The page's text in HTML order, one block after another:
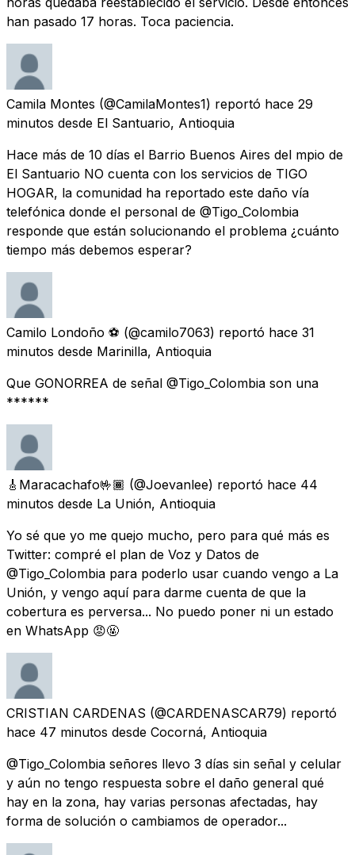
han pasado 17 horas. Toca paciencia.
Camila Montes (@CamilaMontes1) reportó hace 29
minutos desde El Santuario, Antioquia
Hace más de 10 días el Barrio Buenos Aires del mpio de
El Santuario NO cuenta con los servicios de TIGO
HOGAR, la comunidad ha reportado este daño vía
telefónica donde el personal de @Tigo_Colombia
responde que están solucionando el problema ¿cuánto
tiempo más debemos esperar?
Camilo Londoño ⚽️ (@camilo7063) reportó hace 31
minutos desde Marinilla, Antioquia
Que GONORREA de señal @Tigo_Colombia son una
******
🎸Maracachafo🤟🏾 (@Joevanlee) reportó hace 44
minutos desde La Unión, Antioquia
Yo sé que yo me quejo mucho, pero para qué más es
Twitter: compré el plan de Voz y Datos de
@Tigo_Colombia para poderlo usar cuando vengo a La
Unión, y vengo aquí para darme cuenta de que la
cobertura es perversa... No puedo poner ni un estado
en WhatsApp 😡🤬
CRISTIAN CARDENAS (@CARDENASCAR79) reportó
hace 47 minutos desde Cocorná, Antioquia
@Tigo_Colombia señores llevo 3 días sin señal y celular
y aún no tengo respuesta sobre el daño general qué
hay en la zona, hay varias personas afectadas, hay
forma de solución o cambiamos de operador...